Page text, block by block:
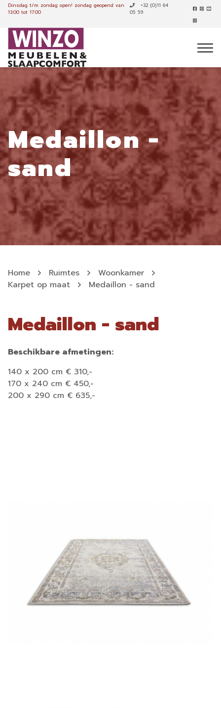
Dinsdag t/m zondag open! zondag geopend van
13:00 tot 17:00
+32 (0)11 64
05 59
Medaillon -
sand
Home Ruimtes
Woonkamer
Karpet op maat
Medaillon - sand
Medaillon - sand
Beschikbare afmetingen:
140 x 200 cm € 310,-
170 x 240 cm € 450,-
200 x 290 cm € 635,-